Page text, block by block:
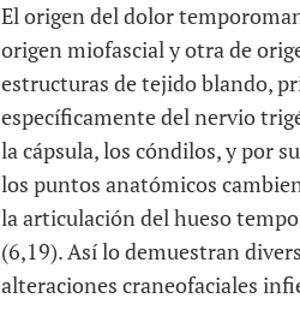
El origen del dolor
origen miofascial y otra de
estructuras de tejido blando,
específicamente del nervio
la cápsula, los cóndilos, y por
los puntos anatómicos
la articulación del hueso
(6,19). Así lo demuestran
alteraciones craneofaciales